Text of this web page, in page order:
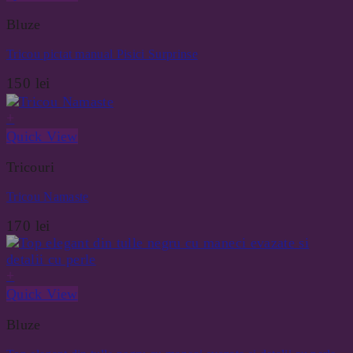
Bluze
Tricou pictat manual Pisici Surprinse
150 lei
Quick View
Tricouri
Tricou Namaste
170 lei
Quick View
Bluze